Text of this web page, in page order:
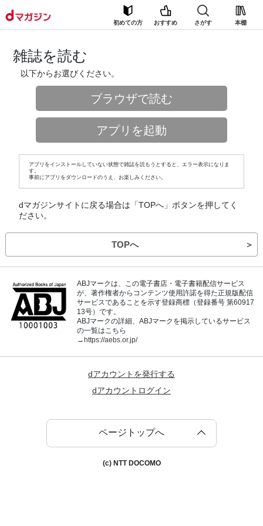
初めての方 おすすめ さがす 本棚
雑誌を読む
以下からお選びください。
ブラウザで読む
アプリを起動
アプリをインストールしていない状態で雑誌を読もうとすると、エラー表示になりま
す。
事前にアプリをダウンロードのうえ、お楽しみください。
dマガジンサイトに戻る場合は「TOPへ」ボタンを押してく
ださい。
TOPへ ＞
ABJマークは、この電子書店・電子書籍配信サービス
が、著作権者からコンテンツ使用許諾を得た正規版配信
サービスであることを示す登録商標（登録番号 第60917
13号）です。
ABJマークの詳細、ABJマークを掲示しているサービス
の一覧はこちら
→https://aebs.or.jp/
dアカウントを発行する
dアカウントログイン
ページトップへ
(c) NTT DOCOMO